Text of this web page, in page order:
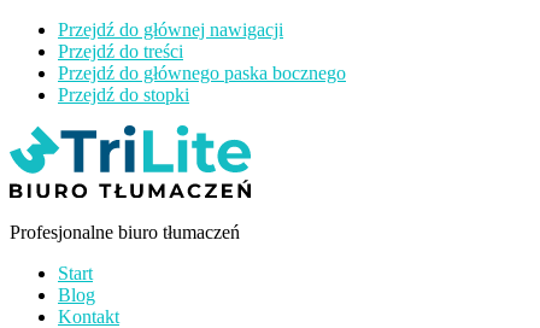
Przejdź do głównej nawigacji
Przejdź do treści
Przejdź do głównego paska bocznego
Przejdź do stopki
Lite
Profesjonalne biuro tłumaczeń
Start
Blog
Kontakt